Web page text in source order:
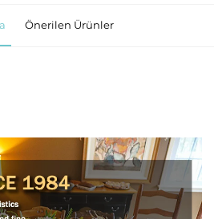
Önerilen Ürünler